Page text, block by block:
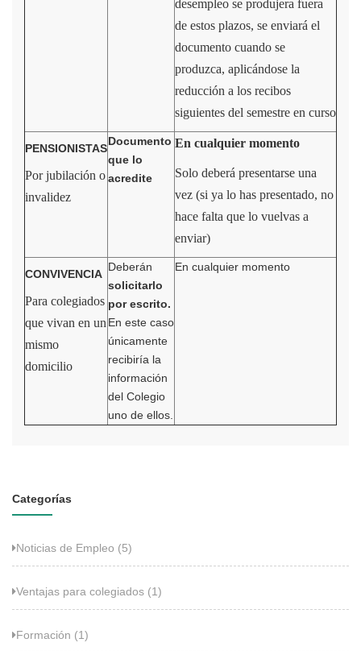
desempleo se produjera fuera
de estos plazos, se enviará el
documento cuando se
produzca, aplicándose la
reducción a los recibos
siguientes del semestre en curso
PENSIONISTAS
Por jubilación o
invalidez
Documento
que lo
acredite
En cualquier momento
Solo deberá presentarse una
vez (si ya lo has presentado, no
hace falta que lo vuelvas a
enviar)
CONVIVENCIA
Para colegiados
que vivan en un
mismo
domicilio
Deberán
solicitarlo
por escrito.
En este caso
únicamente
recibiría la
información
del Colegio
uno de ellos.
En cualquier momento
Categorías
Noticias de Empleo (5)
Ventajas para colegiados (1)
Formación (1)